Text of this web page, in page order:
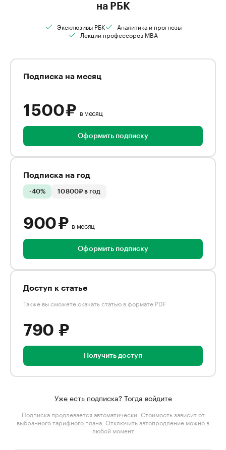
на РБК
Эксклюзивы РБК
Аналитика и прогнозы
Лекции профессоров MBA
Подписка на месяц
1 500 ₽ в месяц
Оформить подписку
Подписка на год
-40% 10 800₽ в год
900 ₽ в месяц
Оформить подписку
Доступ к статье
Также вы сможете скачать статью в формате PDF
790 ₽
Получить доступ
Уже есть подписка? Тогда войдите
Подписка продлевается автоматически. Стоимость зависит от
выбранного тарифного плана . Отключить автопродление можно в
любой момент